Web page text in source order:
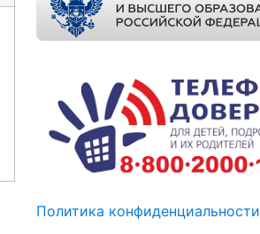
Политика конфиденциальности